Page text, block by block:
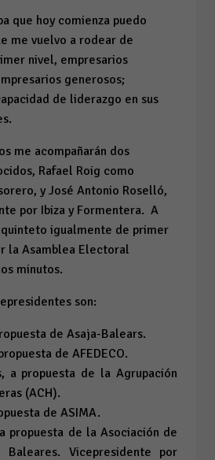
que hoy comienza puedo
me vuelvo a rodear de
nivel, empresarios
generosos;
de liderazgo en sus
me acompañarán dos
Rafael Roig como
y José Antonio Roselló,
por Ibiza y Formentera. A
quinteto igualmente de primer
la Asamblea Electoral
minutos.
son:
de Asaja-Balears.
de AFEDECO.
a propuesta de la Agrupación
(ACH).
de ASIMA.
propuesta de la Asociación de
Baleares. Vicepresidente por